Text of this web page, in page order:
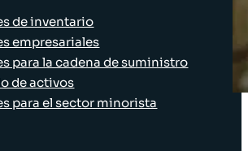
de inventario
empresariales
para la cadena de suministro
de activos
para el sector minorista